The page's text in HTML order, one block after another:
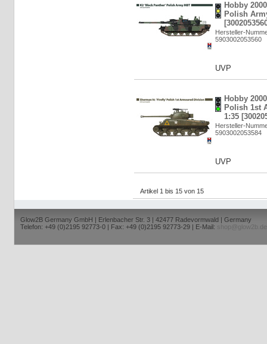
Hobby
Polish
Hersteller-
5903002053560
UVP
Hobby
Polish 1st
1:35
Hersteller-
5903002053584
UVP
Artikel 1 bis 15 von 15
Glow2B Germany GmbH | Erlenbacher Str. 3 | 42477 Radevormwald | Germany
Telefon: +49 (0)2195 92773-0 | Fax: +49 (0)2195 92773-29 | E-Mail:
shop@glow2b.de